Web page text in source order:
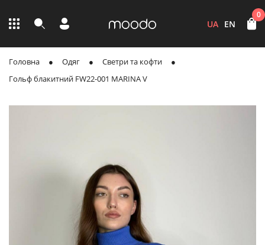
UA EN
0
Головна Одяг
Светри та кофти
Гольф блакитний FW22-001 MARINA V